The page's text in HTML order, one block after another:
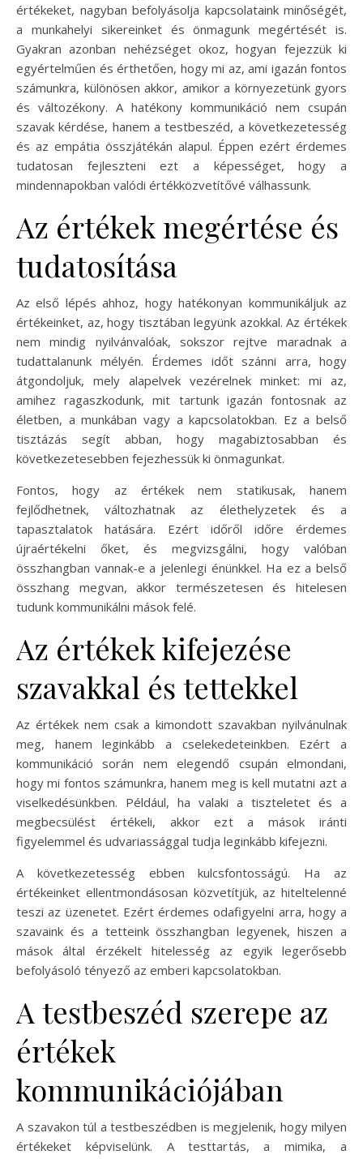
értékeket, nagyban befolyásolja kapcsolataink minőségét,
a munkahelyi sikereinket és önmagunk megértését is.
Gyakran azonban nehézséget okoz, hogyan fejezzük ki
egyértelműen és érthetően, hogy mi az, ami igazán fontos
számunkra, különösen akkor, amikor a környezetünk gyors
és változékony. A hatékony kommunikáció nem csupán
szavak kérdése, hanem a testbeszéd, a következetesség
és az empátia összjátékán alapul. Éppen ezért érdemes
tudatosan fejleszteni ezt a képességet, hogy a
mindennapokban valódi értékközvetítővé válhassunk.
Az értékek megértése és
tudatosítása
Az első lépés ahhoz, hogy hatékonyan kommunikáljuk az
értékeinket, az, hogy tisztában legyünk azokkal. Az értékek
nem mindig nyilvánvalóak, sokszor rejtve maradnak a
tudattalanunk mélyén. Érdemes időt szánni arra, hogy
átgondoljuk, mely alapelvek vezérelnek minket: mi az,
amihez ragaszkodunk, mit tartunk igazán fontosnak az
életben, a munkában vagy a kapcsolatokban. Ez a belső
tisztázás segít abban, hogy magabiztosabban és
következetesebben fejezhessük ki önmagunkat.
Fontos, hogy az értékek nem statikusak, hanem
fejlődhetnek, változhatnak az élethelyzetek és a
tapasztalatok hatására. Ezért időről időre érdemes
újraértékelni őket, és megvizsgálni, hogy valóban
összhangban vannak-e a jelenlegi énünkkel. Ha ez a belső
összhang megvan, akkor természetesen és hitelesen
tudunk kommunikálni mások felé.
Az értékek kifejezése
szavakkal és tettekkel
Az értékek nem csak a kimondott szavakban nyilvánulnak
meg, hanem leginkább a cselekedeteinkben. Ezért a
kommunikáció során nem elegendő csupán elmondani,
hogy mi fontos számunkra, hanem meg is kell mutatni azt a
viselkedésünkben. Például, ha valaki a tiszteletet és a
megbecsülést értékeli, akkor ezt a mások iránti
figyelemmel és udvariassággal tudja leginkább kifejezni.
A következetesség ebben kulcsfontosságú. Ha az
értékeinket ellentmondásosan közvetítjük, az hiteltelenné
teszi az üzenetet. Ezért érdemes odafigyelni arra, hogy a
szavaink és a tetteink összhangban legyenek, hiszen a
mások által érzékelt hitelesség az egyik legerősebb
befolyásoló tényező az emberi kapcsolatokban.
A testbeszéd szerepe az
értékek
kommunikációjában
A szavakon túl a testbeszédben is megjelenik, hogy milyen
értékeket képviselünk. A testtartás, a mimika, a